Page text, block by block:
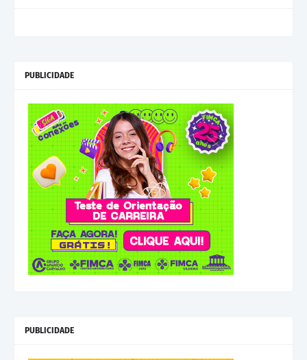
PUBLICIDADE
PUBLICIDADE